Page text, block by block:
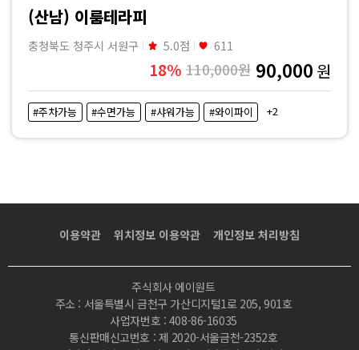
마
사
|
(산남) 이룸테라피
충청북도 청주시 서원구 5.0점 611
18% 110,000원 90,000 원
#주차가능 #수면가능 #샤워가능 #와이파이 +2
이용약관 위치정보 이용약관 개인정보 처리방침
주식회사 에이원트
주소 : 서울특별시 금천구 가산디지털1로 205, 901호
사업자번호 : 408-86-16035
통신판매신고번호 : 제 2020-서울금천-2352호